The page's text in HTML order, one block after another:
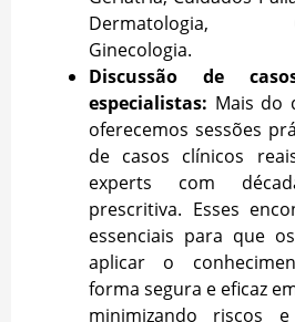
Dermatologia,
Ginecologia.
Discussão de
especialistas: Mais do
oferecemos sessões
de casos clínicos
experts com
prescritiva. Esses
essenciais para que
aplicar o
forma segura e eficaz
minimizando riscos